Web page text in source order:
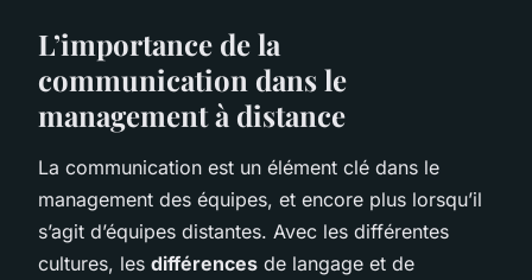
L’importance de la
communication dans le
management à distance
La communication est un élément clé dans le
management des équipes, et encore plus lorsqu’il
s’agit d’équipes distantes. Avec les différentes
cultures, les différences de langage et de